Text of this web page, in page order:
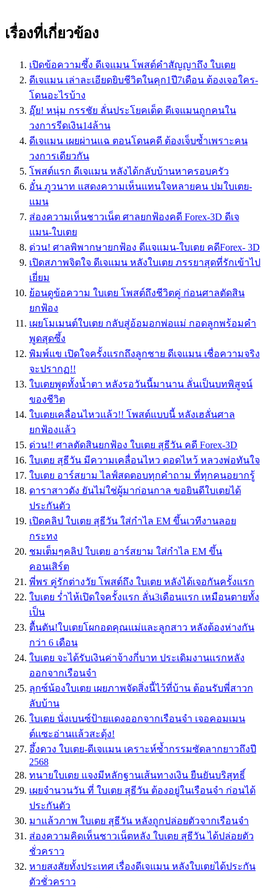
เรื่องที่เกี่ยวข้อง
เปิดข้อความซึ้ง ดีเจแมน โพสต์คำสัญญาถึง ใบเตย
ดีเจแมน เล่าละเอียดยิบชีวิตในคุก1ปี7เดือน ต้องเจอใคร-
โดนอะไรบ้าง
อุ๊ย! หนุ่ม กรรชัย ลั่นประโยคเด็ด ดีเจแมนถูกคนใน
วงการรีดเงิน14ล้าน
ดีเจแมน เผยผ่านแฉ ตอนโดนคดี ต้องเจ็บซ้ำเพราะคน
วงการเดียวกัน
โพสต์แรก ดีเจแมน หลังได้กลับบ้านหาครอบครัว
อั๋น ภูวนาท แสดงความเห็นแทนใจหลายคน ปมใบเตย-
แมน
ส่องความเห็นชาวเน็ต ศาลยกฟ้องคดี Forex-3D ดีเจ
แมน-ใบเตย
ด่วน! ศาลพิพากษายกฟ้อง ดีแจแมน-ใบเตย คดีForex- 3D
เปิดสภาพจิตใจ ดีเจแมน หลังใบเตย ภรรยาสุดที่รักเข้าไป
เยี่ยม
ย้อนดูข้อความ ใบเตย โพสต์ถึงชีวิตคู่ ก่อนศาลตัดสิน
ยกฟ้อง
เผยโมเมนต์ใบเตย กลับสู่อ้อมอกพ่อแม่ กอดลูกพร้อมคำ
พูดสุดซึ้ง
พิมพ์แข เปิดใจครั้งแรกถึงลูกชาย ดีเจแมน เชื่อความจริง
จะปรากฏ!!
ใบเตยพูดทั้งน้ำตา หลังรอวันนี้มานาน ลั่นเป็นบทพิสูจน์
ของชีวิต
ใบเตยเคลื่อนไหวแล้ว!! โพสต์แบบนี้ หลังเฮลั่นศาล
ยกฟ้องแล้ว
ด่วน!! ศาลตัดสินยกฟ้อง ใบเตย สุธีวัน คดี Forex-3D
ใบเตย สุธีวัน มีความเคลื่อนไหว ดอดไหว้ หลวงพ่อทันใจ
ใบเตย อาร์สยาม ไลฟ์สดตอบทุกคำถาม ที่ทุกคนอยากรู้
ดาราสาวดัง ยันไม่ใช่ผู้มาก่อนกาล ขอยินดีใบเตยได้
ประกันตัว
เปิดคลิป ใบเตย สุธีวัน ใส่กำไล EM ขึ้นเวทีงานลอย
กระทง
ชมเต็มๆคลิป ใบเตย อาร์สยาม ใส่กำไล EM ขึ้น
คอนเสิร์ต
พี่พร คู่รักต่างวัย โพสต์ถึง ใบเตย หลังได้เจอกันครั้งแรก
ใบเตย ร่ำไห้เปิดใจครั้งแรก ลั่น3เดือนแรก เหมือนตายทั้ง
เป็น
ตื้นตัน!ใบเตยโผกอดคุณแม่และลูกสาว หลังต้องห่างกัน
กว่า 6 เดือน
ใบเตย จะได้รับเงินค่าจ้างกี่บาท ประเดิมงานเเรกหลัง
ออกจากเรือนจำ
ลุกซ์น้องใบเตย เผยภาพจัดสิ่งนี้ไว้ที่บ้าน ต้อนรับพี่สาวก
ลับบ้าน
ใบเตย นั่งเบนซ์ป้ายเเดงออกจากเรือนจำ เจอคอมเมน
ต์เเซะอ่านเเล้วสะดุ้ง!
อึ้งดวง ใบเตย-ดีเจเเมน เคราะห์ซ้ำกรรมซัดลากยาวถึงปี
2568
ทนายใบเตย แจงมีหลักฐานเส้นทางเงิน ยืนยันบริสุทธิ์
เผยจำนวนวัน ที่ ใบเตย สุธีวัน ต้องอยู่ในเรือนจำ ก่อนได้
ประกันตัว
มาแล้วภาพ ใบเตย สุธีวัน หลังถูกปล่อยตัวจากเรือนจำ
ส่องความคิดเห็นชาวเน็ตหลัง ใบเตย สุธีวัน ได้ปล่อยตัว
ชั่วคราว
หายสงสัยทั้งประเทศ เรื่องดีเจแมน หลังใบเตยได้ประกัน
ตัวชั่วคราว